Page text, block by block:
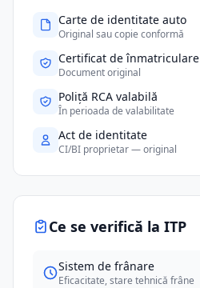
Carte de identitate auto
Original sau copie conformă
Certificat de înmatriculare
Document original
Poliță RCA valabilă
În perioada de valabilitate
Act de identitate
CI/BI proprietar — original
Ce se verifică la ITP
Sistem de frânare
Eficacitate, stare tehnică frâne